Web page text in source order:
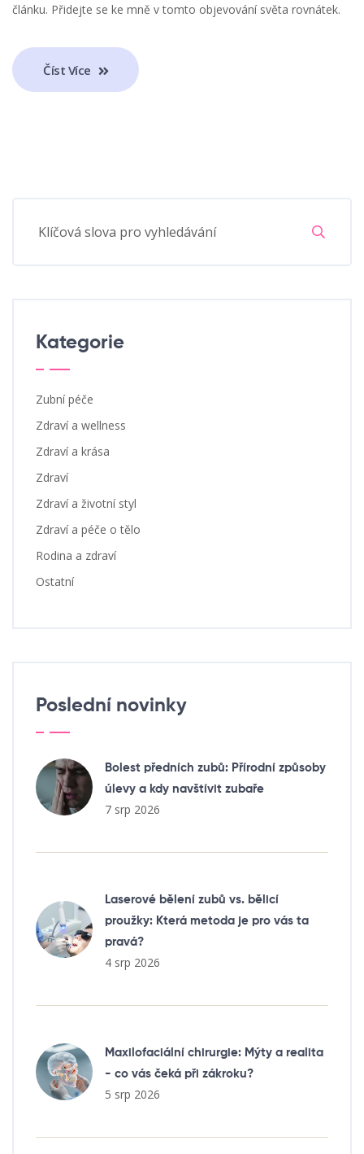
článku. Přidejte se ke mně v tomto objevování světa rovnátek.
Číst Více
Kategorie
Zubní péče
Zdraví a wellness
Zdraví a krása
Zdraví
Zdraví a životní styl
Zdraví a péče o tělo
Rodina a zdraví
Ostatní
Poslední novinky
Bolest předních zubů: Přírodní způsoby
úlevy a kdy navštívit zubaře
7 srp 2026
Laserové bělení zubů vs. bělicí
proužky: Která metoda je pro vás ta
pravá?
4 srp 2026
Maxilofaciální chirurgie: Mýty a realita
- co vás čeká při zákroku?
5 srp 2026